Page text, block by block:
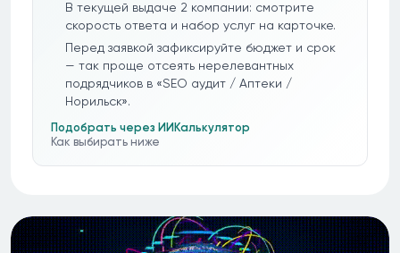
В текущей выдаче 2 компании: смотрите
скорость ответа и набор услуг на карточке.
Перед заявкой зафиксируйте бюджет и срок
— так проще отсеять нерелевантных
подрядчиков в «SEO аудит / Аптеки /
Норильск».
Подобрать через ИИ Калькулятор
Как выбирать ниже